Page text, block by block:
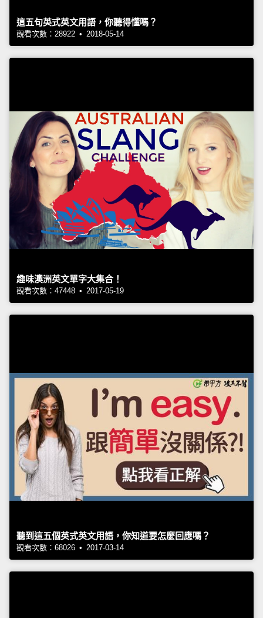
這五句英式英文用語，你聽得懂嗎？
觀看次數：28922 • 2018-05-14
趣味澳洲英文單字大集合！
觀看次數：47448 • 2017-05-19
聽到這五個英式英文用語，你知道要怎麼回應嗎？
觀看次數：68026 • 2017-03-14